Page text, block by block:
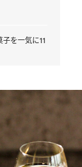
を一気に11